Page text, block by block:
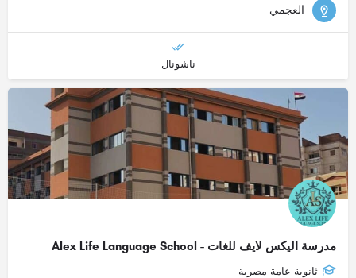
العجمي
ناشونال
مدرسة اليكس لايف للغات - Alex Life Language School
ثانوية عامة مصرية